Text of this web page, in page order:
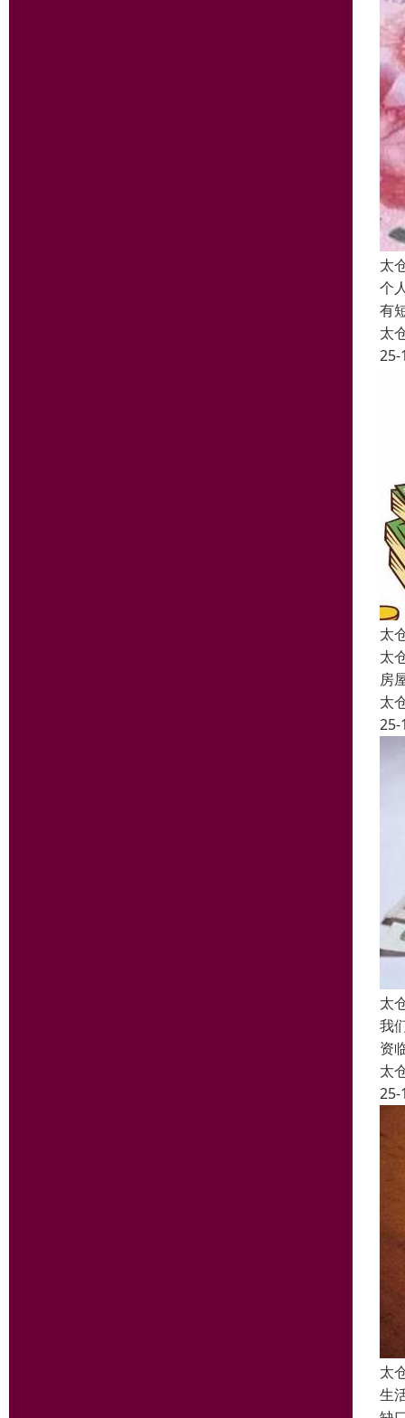
太
个
有
太
25-
太
太
房
太
25-
太
我
资
太
25-
太
生